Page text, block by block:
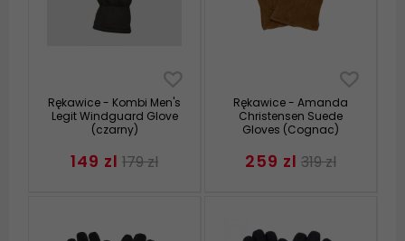
Rękawice - Kombi Men's
Legit Windguard Glove
(czarny)
149 zl 179 zl
Rękawice - Amanda
Christensen Suede
Gloves (Cognac)
259 zl 319 zl